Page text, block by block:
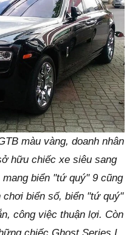
màu vàng, doanh nhân
hữu chiếc xe siêu sang
biển "tứ quý" 9 cũng
chơi biển số, biển "tứ quý"
công việc thuận lợi. Còn